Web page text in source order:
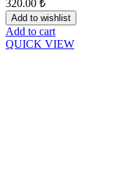
320.00 ₺
Add to wishlist
Add to cart
QUICK VIEW